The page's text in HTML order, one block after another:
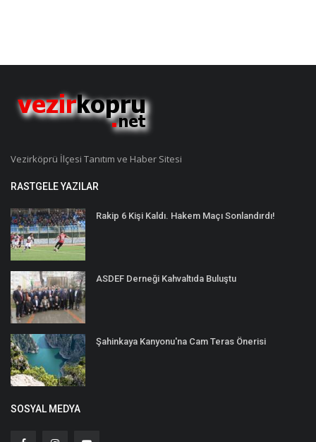
Vezirköprü İlçesi Tanıtım ve Haber Sitesi
RASTGELE YAZILAR
Rakip 6 Kişi Kaldı. Hakem Maçı Sonlandırdı!
ASDEF Derneği Kahvaltıda Buluştu
Şahinkaya Kanyonu'na Cam Teras Önerisi
SOSYAL MEDYA